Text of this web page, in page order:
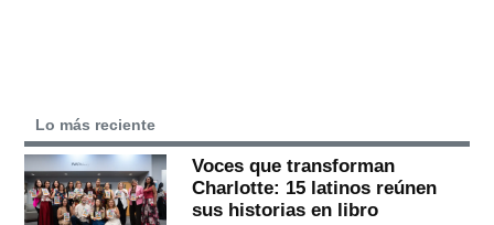
Lo más reciente
Voces que transforman
Charlotte: 15 latinos reúnen
sus historias en libro